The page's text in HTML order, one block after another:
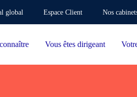
global Espace Client Nos
Vous êtes dirigeant